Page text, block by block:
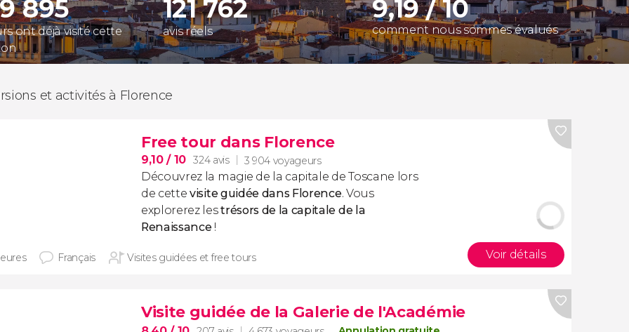
895
ont déjà visité cette
121 762
avis réels
9,19 / 10
comment nous sommes évalués
et activités à Florence
Free tour dans Florence
9,10/ 10 324 avis 3 904 voyageurs
Découvrez la magie de la capitale de Toscane lors
de cettevisite guidée dans Florence. Vous
explorerez lestrésors de la capitale de la
Renaissance !
Français Visites guidées et free tours Voir détails
Visite guidée de la Galerie de l'Académie